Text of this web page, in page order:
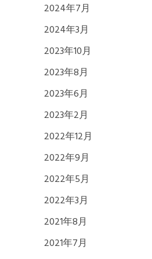
2024年7月
2024年3月
2023年10月
2023年8月
2023年6月
2023年2月
2022年12月
2022年9月
2022年5月
2022年3月
2021年8月
2021年7月